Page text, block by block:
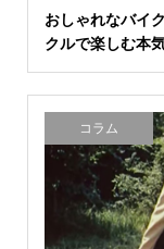
おしゃれなバイ
クルで楽しむ本
コラム